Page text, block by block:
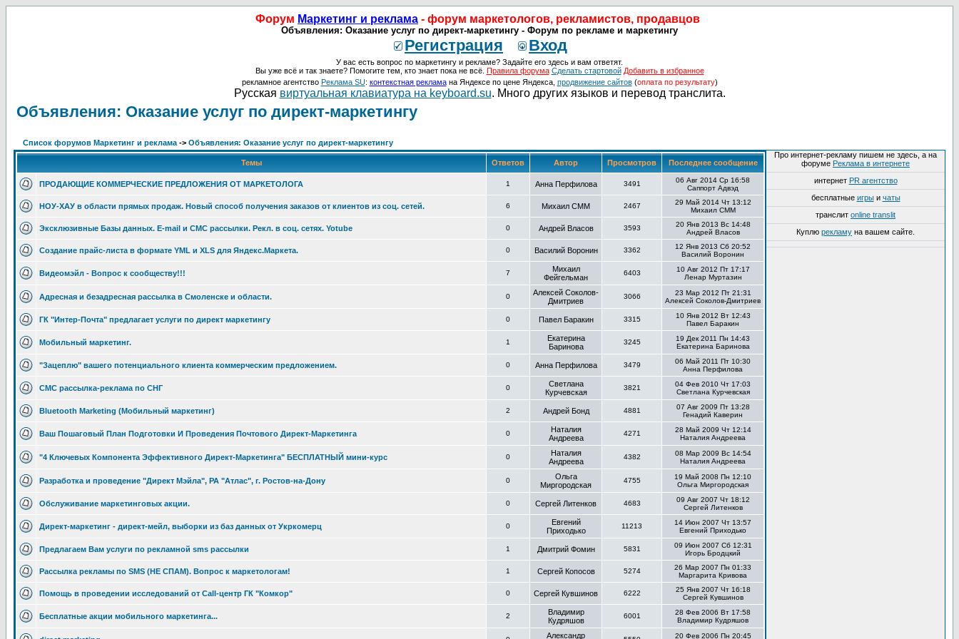
Форум Маркетинг и реклама - форум маркетологов, рекламистов, продавцов
Объявления: Оказание услуг по директ-маркетингу - Форум по рекламе и маркетингу
Регистрация Вход
У вас есть вопрос по маркетингу и рекламе? Задайте его здесь и вам ответят.
Вы уже всё и так знаете? Помогите тем, кто знает пока не всё. Правила форума Сделать стартовой Добавить в избранное
рекламное агентство Реклама SU: контекстная рекламана Яндексе по цене Яндекса, продвижение сайтов(оплата по результату)
Русская виртуальная клавиатура на keyboard.su. Много других языков и перевод транслита.
Объявления: Оказание услуг по директ-маркетингу
Список форумов Маркетинг и реклама -> Объявления: Оказание услуг по директ-маркетингу
Темы Ответов Автор Просмотров Последнее сообщение
ПРОДАЮЩИЕ КОММЕРЧЕСКИЕ ПРЕДЛОЖЕНИЯ ОТ МАРКЕТОЛОГА 1 Анна Перфилова 3491
06 Авг 2014 Ср 16:58
Саппорт Адвэд
НОУ-ХАУ в области прямых продаж. Новый способ получения заказов от клиентов из соц. сетей. 6 Михаил СММ 2467
29 Май 2014 Чт 13:12
Михаил СММ
Эксклюзивные Базы данных. E-mail и СМС рассылки. Рекл. в соц. сетях. Yotube 0 Андрей Власов 3593
20 Янв 2013 Вс 14:48
Андрей Власов
Создание прайс-листа в формате YML и XLS для Яндекс.Маркета. 0 Василий Воронин 3362
12 Янв 2013 Сб 20:52
Василий Воронин
Видеомэйл - Вопрос к сообществу!!! 7
Михаил
Фейгельман
6403
10 Авг 2012 Пт 17:17
Ленар Муртазин
Адресная и безадресная рассылка в Смоленске и области. 0
Алексей Соколов-
Дмитриев
3066
23 Мар 2012 Пт 21:31
Алексей Соколов-Дмитриев
ГК "Интер-Почта" предлагает услуги по директ маркетингу 0 Павел Баракин 3315
10 Янв 2012 Вт 12:43
Павел Баракин
Мобильный маркетинг. 1
Екатерина
Баринова
3245
19 Дек 2011 Пн 14:43
Екатерина Баринова
"Зацеплю" вашего потенциального клиента коммерческим предложением. 0 Анна Перфилова 3479
06 Май 2011 Пт 10:30
Анна Перфилова
СМС рассылка-реклама по СНГ 0
Светлана
Курчевская
3821
04 Фев 2010 Чт 17:03
Светлана Курчевская
Bluetooth Marketing (Мобильный маркетинг) 2 Андрей Бонд 4881
07 Авг 2009 Пт 13:28
Генадий Каверин
Ваш Пошаговый План Подготовки И Проведения Почтового Директ-Маркетинга 0
Наталия
Андреева
4271
28 Май 2009 Чт 12:14
Наталия Андреева
"4 Ключевых Компонента Эффективного Директ-Маркетинга" БЕСПЛАТНЫЙ мини-курс 0
Наталия
Андреева
4382
08 Мар 2009 Вс 14:54
Наталия Андреева
Разработка и проведение "Директ Мэйла", РА "Атлас", г. Ростов-на-Дону 0
Ольга
Миргородская
4755
19 Май 2008 Пн 12:10
Ольга Миргородская
Обслуживание маркетинговых акции. 0 Сергей Литенков 4683
09 Авг 2007 Чт 18:12
Сергей Литенков
Директ-маркетинг - директ-мейл, выборки из баз данных от Укркомерц 0
Евгений
Приходько
11213
14 Июн 2007 Чт 13:57
Евгений Приходько
Предлагаем Вам услуги по рекламной sms рассылки 1 Дмитрий Фомин 5831
09 Июн 2007 Сб 12:31
Игорь Бродцкий
Рассылка рекламы по SMS (НЕ СПАМ). Вопрос к маркетологам! 1 Сергей Копосов 5274
26 Мар 2007 Пн 01:33
Маргарита Кривова
Помощь в проведении исследований от Call-центр ГК "Комкор" 0 Сергей Кувшинов 6222
25 Янв 2007 Чт 16:18
Сергей Кувшинов
Бесплатные акции мобильного маркетинга... 2
Владимир
Кудряшов
6001
28 Фев 2006 Вт 17:58
Владимир Кудряшов
Александр 20 Фев 2006 Пн 20:45
Про интернет-рекламу пишем не здесь, а на
форуме Реклама в интернете
интернет PR агентство
бесплатные игрыи чаты
транслит online translit
Куплю рекламу на вашем сайте.